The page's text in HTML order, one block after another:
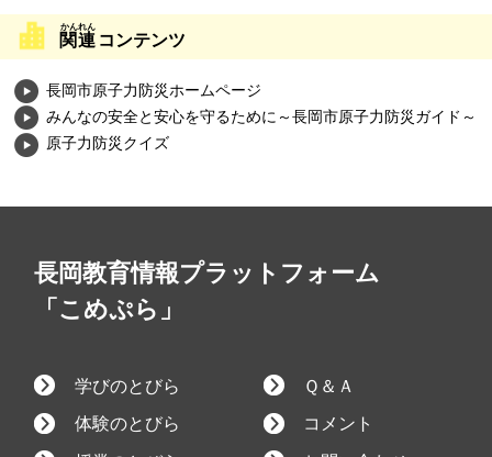
関連 コンテンツ
長岡市原子力防災ホームページ
みんなの安全と安心を守るために～長岡市原子力防災ガイド～
原子力防災クイズ
長岡教育情報プラットフォーム
「こめぷら」
学びのとびら
体験のとびら
Ｑ＆Ａ
コメント